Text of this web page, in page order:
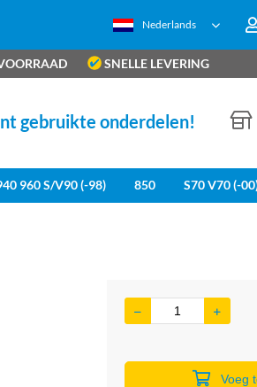
Nederlands
SNELLE LEVERING
gebruikte onderdelen!
960 S/V90 (-98) 850 S70 V70 (-
Voeg